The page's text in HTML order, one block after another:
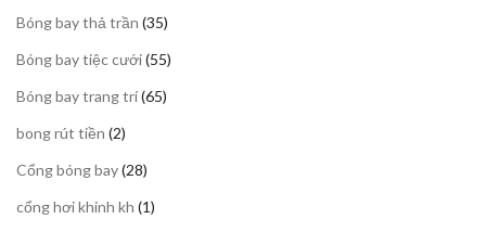
Bóng bay thả trần 3535
phẩm
Bóng bay tiệc cưới 5555
Bóng bay trang trí 6565
bong rút tiền 22
phẩm
Cổng bóng bay 2828
phẩm
cổng hơi khinh kh 11